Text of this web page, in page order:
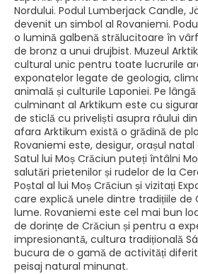
Nordului. Podul Lumberjack Candle,
devenit un simbol al Rovaniemi.
o lumină galbenă strălucitoare în
de bronz a unui drujbist. Muzeul
cultural unic pentru toate lucrurile
exponatelor legate de geologia,
animală și culturile Laponiei. Pe
culminant al Arktikum este cu
de sticlă cu priveliști asupra râului
afara Arktikum există o grădină de
Rovaniemi este, desigur, orașul natal
Satul lui Moș Crăciun puteți întâlni
salutări prietenilor și rudelor de la
Poștal al lui Moș Crăciun și vizitați
care explică unele dintre tradițiile de
lume. Rovaniemi este cel mai bun
de dorințe de Crăciun și pentru a
impresionantă, cultura tradițională
bucura de o gamă de activități
peisaj natural minunat.